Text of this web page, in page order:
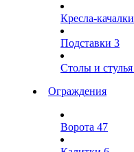
Кресла-качалки
Подставки 3
Столы и стулья
Ограждения
Ворота 47